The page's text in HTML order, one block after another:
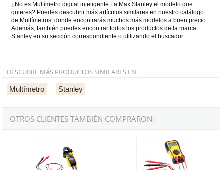
¿No es Multímetro digital inteligente FatMax Stanley el modelo que
quieres? Puedes descubrir más artículos similares en nuestro catálogo
de Multímetros, donde encontrarás muchos más modelos a buen precio.
Además, también puedes encontrar todos los productos de la marca
Stanley en su sección correspondiente o utilizando el buscador.
DESCUBRE MÁS PRODUCTOS SIMILARES EN:
Multímetro Stanley
OTROS CLIENTES TAMBIÉN COMPRARON: